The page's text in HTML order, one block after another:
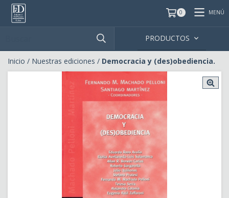
0 MENÚ
PRODUCTOS
Inicio / Nuestras ediciones / Democracia y (des)obediencia.